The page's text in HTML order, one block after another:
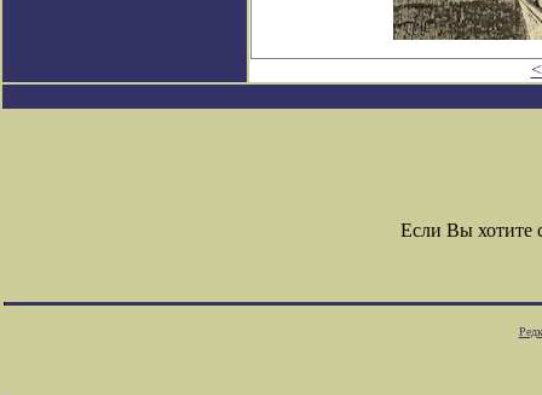
Если Вы хотите